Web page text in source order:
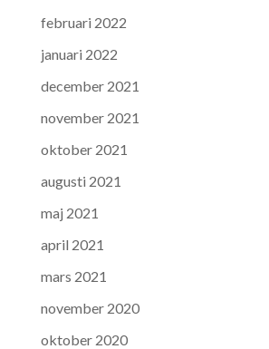
februari 2022
januari 2022
december 2021
november 2021
oktober 2021
augusti 2021
maj 2021
april 2021
mars 2021
november 2020
oktober 2020